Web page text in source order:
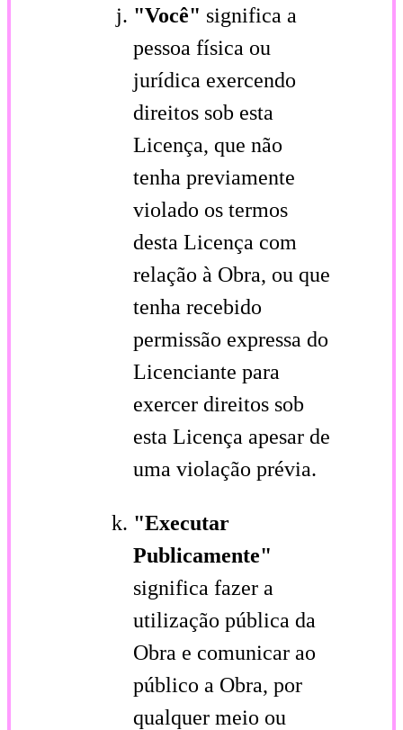
"Você" significa a
pessoa física ou
jurídica exercendo
direitos sob esta
Licença, que não
tenha previamente
violado os termos
desta Licença com
relação à Obra, ou que
tenha recebido
permissão expressa do
Licenciante para
exercer direitos sob
esta Licença apesar de
uma violação prévia.
"Executar
Publicamente"
significa fazer a
utilização pública da
Obra e comunicar ao
público a Obra, por
qualquer meio ou